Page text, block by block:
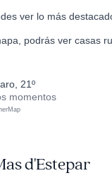
ver lo más
podrás ver casas
21º
momentos
d'Estepar